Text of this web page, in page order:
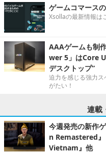
ゲームコマース
Xsollaの最新情報は
AAAゲームも制
wer 5」はCore
デスクトップ”
迫力を感じる強力
がたい！
連載
今週発売の新作
n Remastered
Vietnam』他